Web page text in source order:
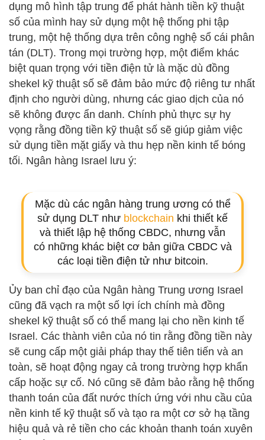
dụng mô hình tập trung để phát hành tiền kỹ thuật
số của mình hay sử dụng một hệ thống phi tập
trung, một hệ thống dựa trên công nghệ sổ cái phân
tán (DLT). Trong mọi trường hợp, một điểm khác
biệt quan trọng với tiền điện tử là mặc dù đồng
shekel kỹ thuật số sẽ đảm bảo mức độ riêng tư nhất
định cho người dùng, nhưng các giao dịch của nó
sẽ không được ẩn danh. Chính phủ thực sự hy
vọng rằng đồng tiền kỹ thuật số sẽ giúp giảm việc
sử dụng tiền mặt giấy và thu hẹp nền kinh tế bóng
tối. Ngân hàng Israel lưu ý:
Mặc dù các ngân hàng trung ương có thể
sử dụng DLT như blockchain khi thiết kế
và thiết lập hệ thống CBDC, nhưng vẫn
có những khác biệt cơ bản giữa CBDC và
các loại tiền điện tử như bitcoin.
Ủy ban chỉ đạo của Ngân hàng Trung ương Israel
cũng đã vạch ra một số lợi ích chính mà đồng
shekel kỹ thuật số có thể mang lại cho nền kinh tế
Israel. Các thành viên của nó tin rằng đồng tiền này
sẽ cung cấp một giải pháp thay thế tiên tiến và an
toàn, sẽ hoạt động ngay cả trong trường hợp khẩn
cấp hoặc sự cố. Nó cũng sẽ đảm bảo rằng hệ thống
thanh toán của đất nước thích ứng với nhu cầu của
nền kinh tế kỹ thuật số và tạo ra một cơ sở hạ tầng
hiệu quả và rẻ tiền cho các khoản thanh toán xuyên